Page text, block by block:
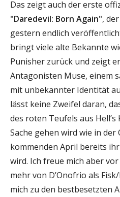
Das zeigt auch der erste
"Daredevil: Born Again",
gestern endlich
bringt viele alte Bekannte
Punisher zurück und zeigt
Antagonisten Muse, einem
mit unbekannter Identität
lässt keine Zweifel daran,
des roten Teufels aus
Sache gehen wird wie in der
kommenden April bereits
wird. Ich freue mich aber
mehr von D’Onofrio als
mich zu den bestbesetzten